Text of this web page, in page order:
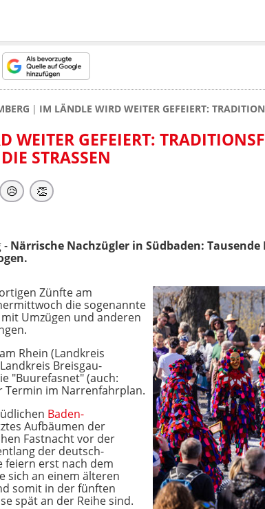
IM LÄNDLE WIRD WEITER GEFEIERT:
WEITER GEFEIERT:
STRASSEN
😥 👏
- Närrische Nachzügler in Südbaden:
Zünfte am
die sogenannte
Umzügen und anderen
Rhein (Landkreis
Breisgau-
"Buurefasnet" (auch:
Termin im Narrenfahrplan.
Baden-
Aufbäumen der
Fastnacht vor der
der deutsch-
feiern erst nach dem
sich an einem älteren
somit in der fünften
spät an der Reihe sind.